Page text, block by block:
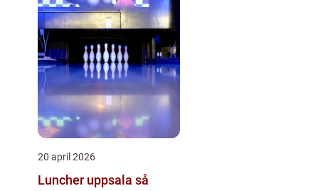
20 april 2026
Luncher uppsala så